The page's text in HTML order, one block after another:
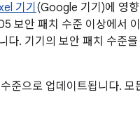
기기 (Google 기기)에 영
안 패치 수준 이상에서
. 기기의 보안 패치 수준
으로 업데이트됩니다. 모